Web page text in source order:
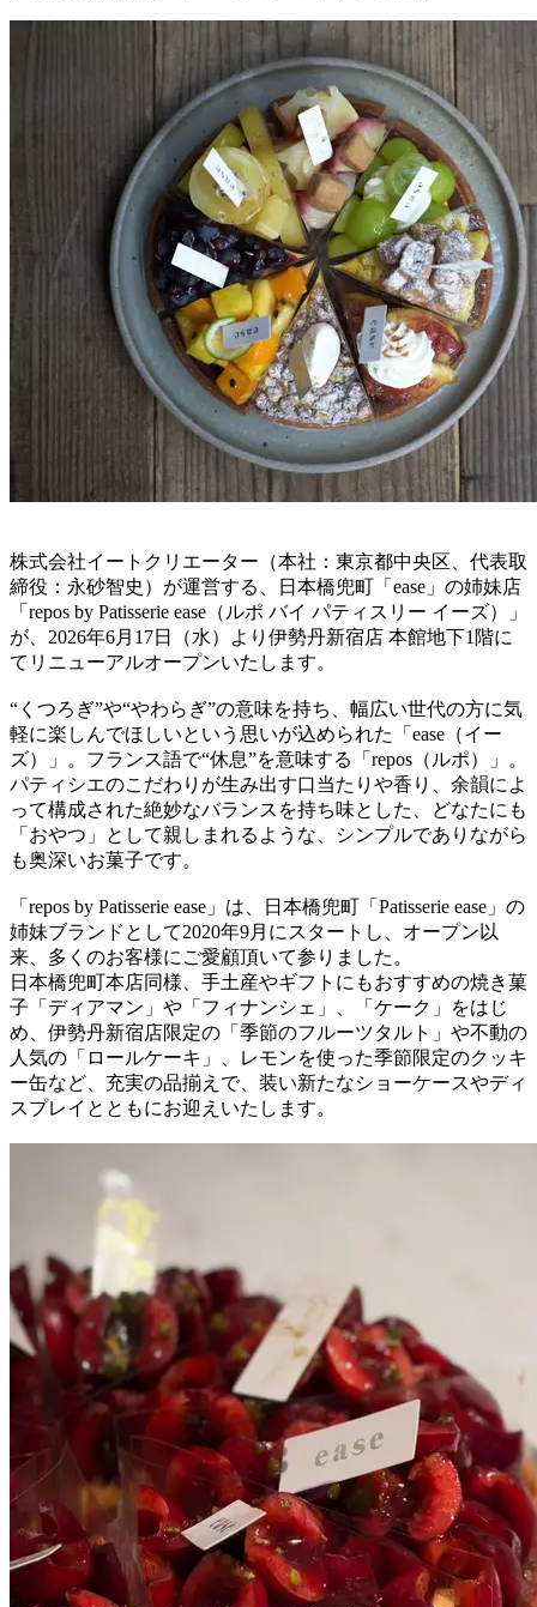
株式会社イートクリエーター（本社：東京都中央区、代表取
締役：永砂智史）が運営する、日本橋兜町「ease」の姉妹店
「repos by Patisserie ease（ルポ バイ パティスリー イーズ）」
が、2026年6月17日（水）より伊勢丹新宿店 本館地下1階に
てリニューアルオープンいたします。
“くつろぎ”や“やわらぎ”の意味を持ち、幅広い世代の方に気
軽に楽しんでほしいという思いが込められた「ease（イー
ズ）」。フランス語で“休息”を意味する「repos（ルポ）」。
パティシエのこだわりが生み出す口当たりや香り、余韻によ
って構成された絶妙なバランスを持ち味とした、どなたにも
「おやつ」として親しまれるような、シンプルでありながら
も奥深いお菓子です。
「repos by Patisserie ease」は、日本橋兜町「Patisserie ease」の
姉妹ブランドとして2020年9月にスタートし、オープン以
来、多くのお客様にご愛顧頂いて参りました。
日本橋兜町本店同様、手土産やギフトにもおすすめの焼き菓
子「ディアマン」や「フィナンシェ」、「ケーク」をはじ
め、伊勢丹新宿店限定の「季節のフルーツタルト」や不動の
人気の「ロールケーキ」、レモンを使った季節限定のクッキ
ー缶など、充実の品揃えで、装い新たなショーケースやディ
スプレイとともにお迎えいたします。